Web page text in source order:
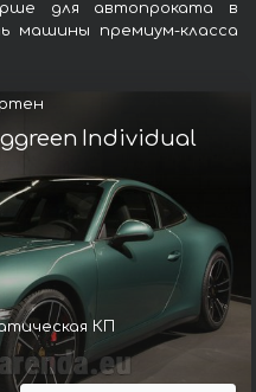
для автопроката в
машины премиум-класса
Individual
КП